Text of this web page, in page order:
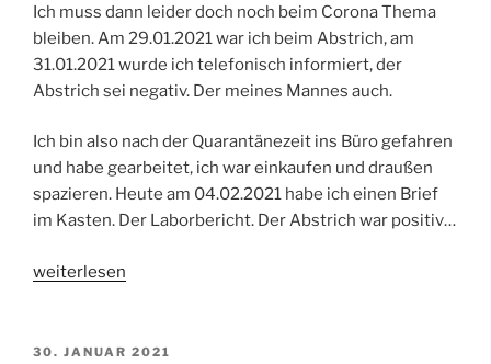
Ich muss dann leider doch noch beim Corona Thema
bleiben. Am 29.01.2021 war ich beim Abstrich, am
31.01.2021 wurde ich telefonisch informiert, der
Abstrich sei negativ. Der meines Mannes auch.
Ich bin also nach der Quarantänezeit ins Büro gefahren
und habe gearbeitet, ich war einkaufen und draußen
spazieren. Heute am 04.02.2021 habe ich einen Brief
im Kasten. Der Laborbericht. Der Abstrich war positiv…
„Corona
Das
weiterlesen
VERÖFFENTLICHT
30. JANUAR 2021